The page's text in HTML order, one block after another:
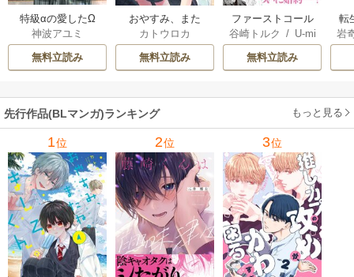
特級αの愛したΩ
神波アユミ
無料立読み
おやすみ、また
ね。ましろくん。
【電子限定漫画付
き】
カトウロカ
無料立読み
ファーストコール
～童貞外科医、年
下ヤクザの嫁にさ
れそうです！～
ア限定描き下ろし
谷崎トルク / U-mi
n
無料立読み
転
な
岩
先行作品(BLマンガ)ランキング もっと見る
1位 2位 3位